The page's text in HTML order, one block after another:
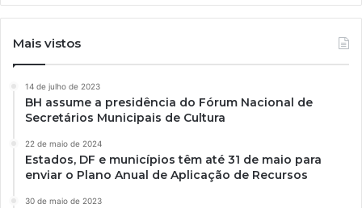
Mais vistos
14 de julho de 2023
BH assume a presidência do Fórum Nacional de
Secretários Municipais de Cultura
22 de maio de 2024
Estados, DF e municípios têm até 31 de maio para
enviar o Plano Anual de Aplicação de Recursos
30 de maio de 2023